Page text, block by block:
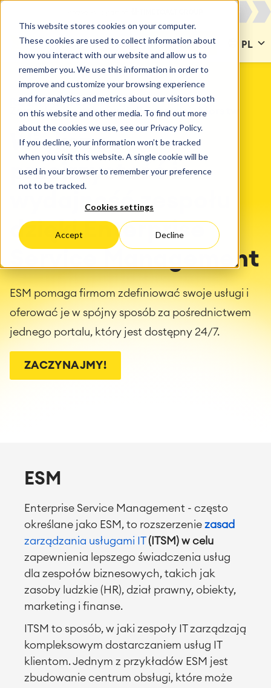
This website stores cookies on your computer.
These cookies are used to collect information about
how you interact with our website and allow us to
remember you. We use this information in order to
improve and customize your browsing experience
and for analytics and metrics about our visitors both
on this website and other media. To find out more
about the cookies we use, see our Privacy Policy.
If you decline, your information won’t be tracked
when you visit this website. A single cookie will be
used in your browser to remember your preference
not to be tracked.
Cookies settings
Accept Decline
KONTAKT PL
ROZWIĄZANIA
Zarządzanie usługami dla przedsiębiorstw
Większa
przejrzystość i
wydajność zespołu
dzięki Enterprise
Service Management
ESM pomaga firmom zdefiniować swoje usługi i
oferować je w spójny sposób za pośrednictwem
jednego portalu, który jest dostępny 24/7.
ZACZYNAJMY!
ESM
Enterprise Service Management - często
określane jako ESM, to rozszerzenie zasad
zarządzania usługami IT (ITSM) w celu
zapewnienia lepszego świadczenia usług
dla zespołów biznesowych, takich jak
zasoby ludzkie (HR), dział prawny, obiekty,
marketing i finanse.
ITSM to sposób, w jaki zespoły IT zarządzają
kompleksowym dostarczaniem usług IT
klientom. Jednym z przykładów ESM jest
zbudowanie centrum obsługi, które może